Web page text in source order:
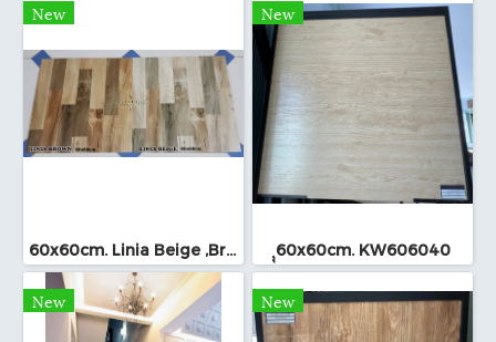
New
60x60cm. Linia Beige ,Brown
New
ุุ60x60cm. KW606040
New New